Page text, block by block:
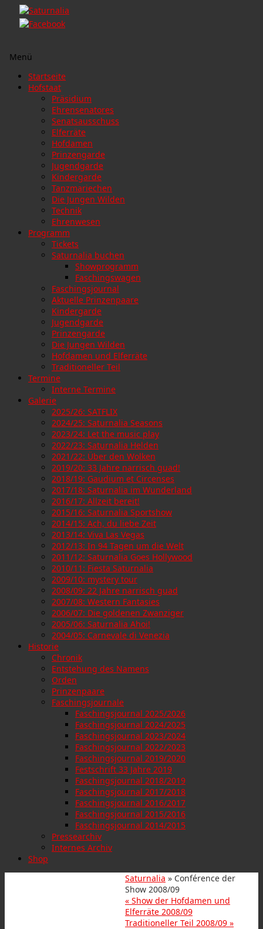
Menü
Zum
Inhalt
Startseite
Hofstaat
Präsidium
Ehrensenatores
Senatsausschuss
Elferräte
Hofdamen
Prinzengarde
Jugendgarde
Kindergarde
Tanzmariechen
Die Jungen Wilden
Technik
Ehrenwesen
Programm
Tickets
Saturnalia buchen
Showprogramm
Faschingswagen
Faschingsjournal
Aktuelle Prinzenpaare
Kindergarde
Jugendgarde
Prinzengarde
Die Jungen Wilden
Hofdamen und Elferräte
Traditioneller Teil
Termine
Interne Termine
Galerie
2025/26: SATFLIX
2024/25: Saturnalia Seasons
2023/24: Let the music play
2022/23: Saturnalia Helden
2021/22: Über den Wolken
2019/20: 33 Jahre narrisch guad!
2018/19: Gaudium et Circenses
2017/18: Saturnalia im Wunderland
2016/17: Allzeit bereit!
2015/16: Saturnalia Sportshow
2014/15: Ach, du liebe Zeit
2013/14: Viva Las Vegas
2012/13: In 94 Tagen um die Welt
2011/12: Saturnalia Goes Hollywood
2010/11: Fiesta Saturnalia
2009/10: mystery tour
2008/09: 22 Jahre narrisch guad
2007/08: Western Fantasies
2006/07: Die goldenen Zwanziger
2005/06: Saturnalia Ahoi!
2004/05: Carnevale di Venezia
Historie
Chronik
Entstehung des Namens
Orden
Prinzenpaare
Faschingsjournale
Faschingsjournal 2025/2026
Faschingsjournal 2024/2025
Faschingsjournal 2023/2024
Faschingsjournal 2022/2023
Faschingsjournal 2019/2020
Festschrift 33 Jahre 2019
Faschingsjournal 2018/2019
Faschingsjournal 2017/2018
Faschingsjournal 2016/2017
Faschingsjournal 2015/2016
Faschingsjournal 2014/2015
Pressearchiv
Internes Archiv
Shop
Saturnalia » Conférence der
Show 2008/09
« Show der Hofdamen und
Elferräte 2008/09
Traditioneller Teil 2008/09 »